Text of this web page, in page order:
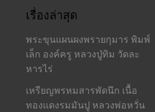
เรื่องล่าสุด
พระขุนแผนผงพรายกุมาร พิมพ์
เล็ก องค์ครู หลวงปู่ทิม วัดละ
หารไร่
เหรียญพรหมสารพัดนึก เนื้อ
ทองแดงรมมันปู หลวงพ่อหวั่น